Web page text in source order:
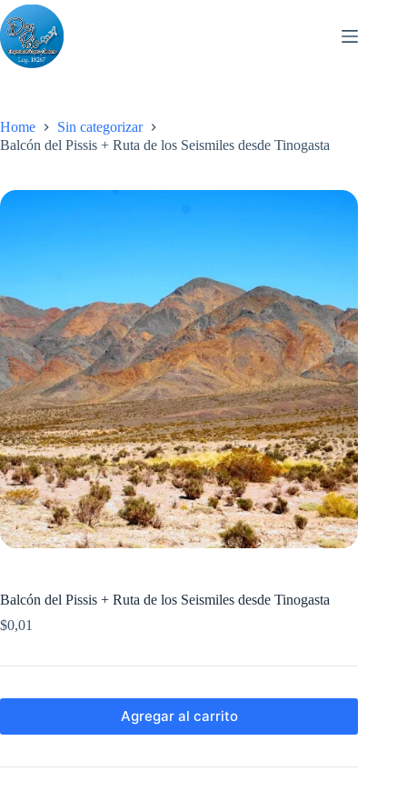
Skip
to
content
Home
Sin categorizar
Balcón del Pissis + Ruta de los Seismiles desde Tinogasta
Balcón del Pissis + Ruta de los Seismiles desde Tinogasta
$0,01
Agregar al carrito